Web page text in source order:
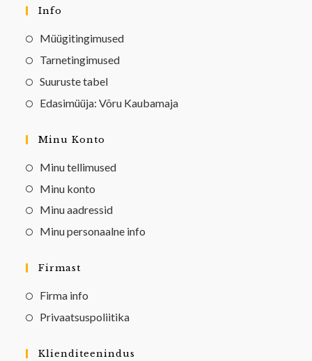
Info
Müügitingimused
Tarnetingimused
Suuruste tabel
Edasimüüja: Võru Kaubamaja
Minu Konto
Minu tellimused
Minu konto
Minu aadressid
Minu personaalne info
Firmast
Firma info
Privaatsuspoliitika
Klienditeenindus